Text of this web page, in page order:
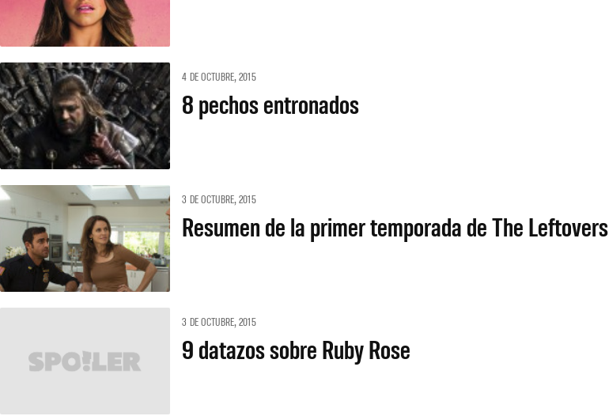
4 DE OCTUBRE, 2015
8 pechos entronados
3 DE OCTUBRE, 2015
Resumen de la primer temporada de The Leftovers
3 DE OCTUBRE, 2015
9 datazos sobre Ruby Rose